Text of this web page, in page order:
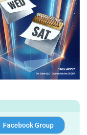
Facebook Group